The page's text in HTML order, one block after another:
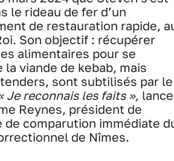
le rideau de fer d’un
de restauration rapide,
Son objectif : récupérer
alimentaires pour se
la viande de kebab, mais
sont subtilisés par le
Je reconnais les faits »,
Reynes, président de
de comparution immédiate
de Nîmes.